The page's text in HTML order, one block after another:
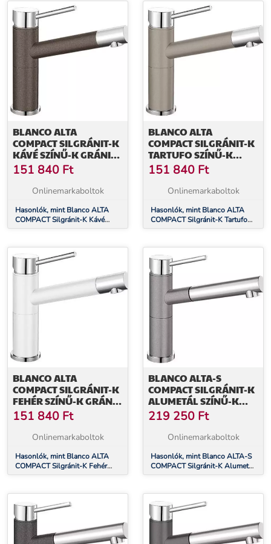
BLANCO ALTA
COMPACT SILGRÁNIT-K
KÁVÉ SZÍNŰ-K GRÁNIT -
KRÓM CSAPTELEP
(515324)
151 840 Ft
Onlinemarkaboltok
Hasonlók, mint Blanco ALTA
COMPACT Silgránit-K Kávé
színű-K Gránit - króm csaptelep
BLANCO ALTA
COMPACT SILGRÁNIT-K
TARTUFO SZÍNŰ-K
GRÁNIT - KRÓM
CSAPTELEP (517633)
151 840 Ft
Onlinemarkaboltok
Hasonlók, mint Blanco ALTA
COMPACT Silgránit-K Tartufo
színű-K Gránit - króm csaptelep
BLANCO ALTA
COMPACT SILGRÁNIT-K
FEHÉR SZÍNŰ-K GRÁNIT
- KRÓM CSAPTELEP
(515317)
151 840 Ft
Onlinemarkaboltok
Hasonlók, mint Blanco ALTA
COMPACT Silgránit-K Fehér
színű-K Gránit - króm csaptelep
BLANCO ALTA-S
COMPACT SILGRÁNIT-K
ALUMETÁL SZÍNŰ-K
GRÁNIT - KRÓM
CSAPTELEP (515326)
219 250 Ft
Onlinemarkaboltok
Hasonlók, mint Blanco ALTA-S
COMPACT Silgránit-K Alumetál
színű-K Gránit - króm csaptelep